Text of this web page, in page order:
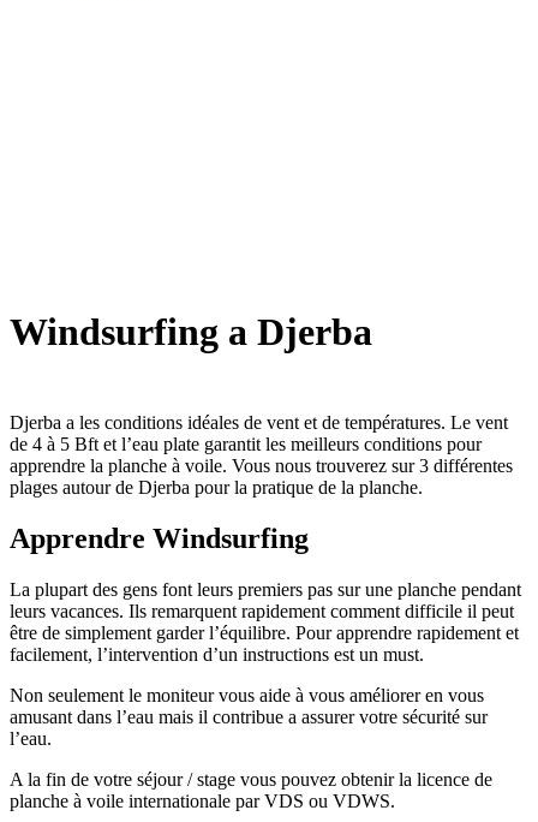
Windsurfing a Djerba
Djerba a les conditions idéales de vent et de températures. Le vent
de 4 à 5 Bft et l’eau plate garantit les meilleurs conditions pour
apprendre la planche à voile. Vous nous trouverez sur 3 différentes
plages autour de Djerba pour la pratique de la planche.
Apprendre Windsurfing
La plupart des gens font leurs premiers pas sur une planche pendant
leurs vacances. Ils remarquent rapidement comment difficile il peut
être de simplement garder l’équilibre. Pour apprendre rapidement et
facilement, l’intervention d’un instructions est un must.
Non seulement le moniteur vous aide à vous améliorer en vous
amusant dans l’eau mais il contribue a assurer votre sécurité sur
l’eau.
A la fin de votre séjour / stage vous pouvez obtenir la licence de
planche à voile internationale par VDS ou VDWS.